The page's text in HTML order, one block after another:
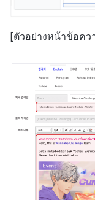
[ตัวอย่างหน้าข้อคว